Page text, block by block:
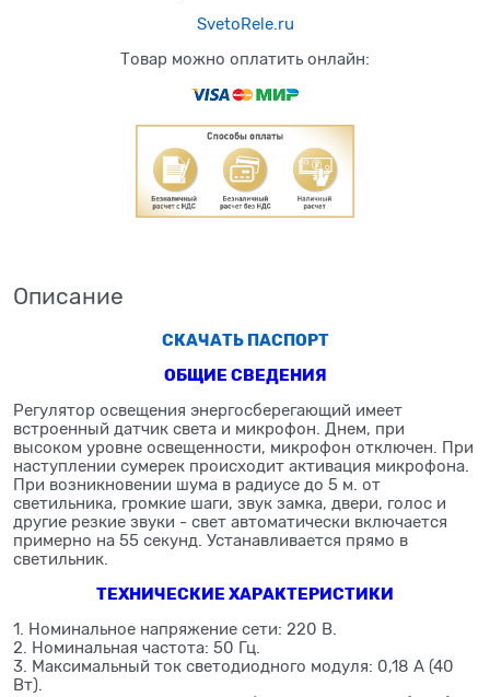
SvetoRele.ru
Товар можно оплатить онлайн:
Описание
СКАЧАТЬ ПАСПОРТ
ОБЩИЕ СВЕДЕНИЯ
Регулятор освещения энергосберегающий имеет
встроенный датчик света и микрофон. Днем, при
высоком уровне освещенности, микрофон отключен. При
наступлении сумерек происходит активация микрофона.
При возникновении шума в радиусе до 5 м. от
светильника, громкие шаги, звук замка, двери, голос и
другие резкие звуки - свет автоматически включается
примерно на 55 секунд. Устанавливается прямо в
светильник.
ТЕХНИЧЕСКИЕ ХАРАКТЕРИСТИКИ
1. Номинальное напряжение сети: 220 В.
2. Номинальная частота: 50 Гц.
3. Максимальный ток светодиодного модуля: 0,18 А (40
Вт).